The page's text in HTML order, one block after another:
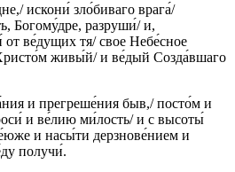
искони́ зло́биваго врага́/
Богому́дре, разруши́/ и,
ве́дущих тя/ свое Небе́сное
живы́й/ и ве́дый Созда́вшаго
и прегреше́ния быв,/ посто́м и
и ве́лию ми́лость/ и с высоты́
и насы́ти дерзнове́нием и
получи́.